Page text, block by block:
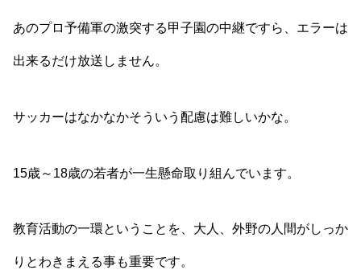
あのプロ予備軍の激突する甲子園の中継ですら、エラーは
出来るだけ放送しません。
サッカーはなかなかそういう配慮は難しいかな。
15歳～18歳の若者が一生懸命取り組んでいます。
教育活動の一環ということを、大人、外野の人間がしっか
りとわきまえる事も重要です。